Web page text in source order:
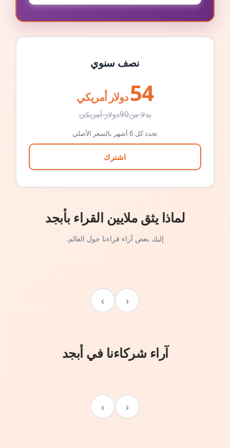
نصف سنوي
54 دولار أمريكي
بدلا من90دولار أمريكي
تجدد كل 6 أشهر بالسعر الأصلي
اشترك
لماذا يثق ملايين القراء بأبجد
إليك بعض آراء قراءنا حول العالم.
‹
›
آراء شركاءنا في أبجد
‹
›